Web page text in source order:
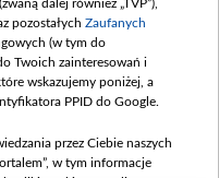
dalej również „TVP”),
pozostałych Zaufanych
(w tym do
Twoich zainteresowań i
wskazujemy poniżej, a
PPID do Google.
przez Ciebie naszych
w tym informacje